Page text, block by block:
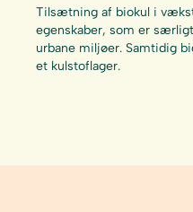
Tilsætning af biokul i
egenskaber, som er
urbane miljøer. Samtidig
et kulstoflager.